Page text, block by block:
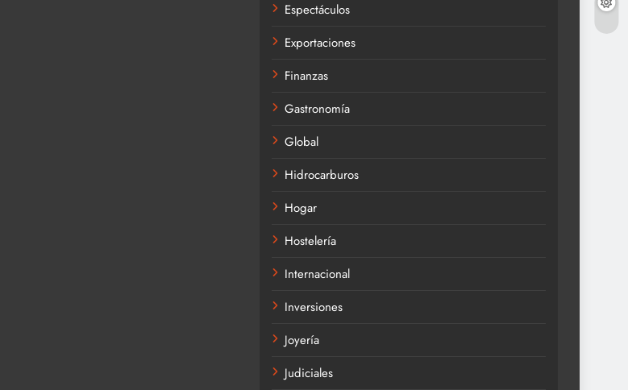
Espectáculos
Exportaciones
Finanzas
Gastronomía
Global
Hidrocarburos
Hogar
Hostelería
Internacional
Inversiones
Joyería
Judiciales